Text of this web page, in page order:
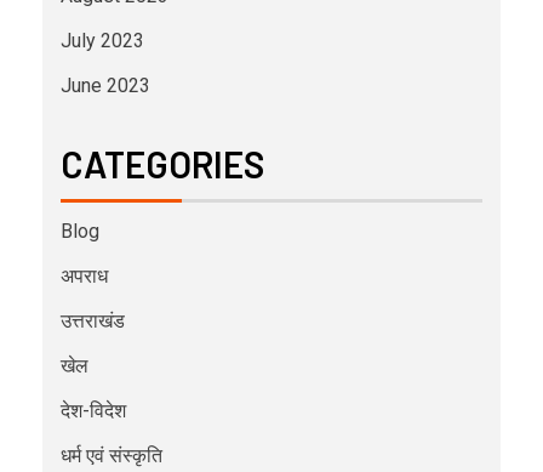
July 2023
June 2023
CATEGORIES
Blog
अपराध
उत्तराखंड
खेल
देश-विदेश
धर्म एवं संस्कृति